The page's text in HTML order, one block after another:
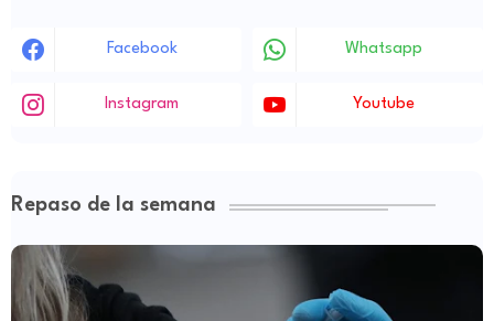
Facebook Whatsapp
Instagram Youtube
Repaso de la semana